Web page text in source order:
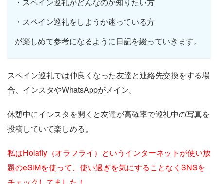
・スペイン巡礼をしようか迷っている方
が楽しめて参考になるように日記を綴っていきます。
スペイン巡礼では仲良くなった友達と連絡先交換をする場
合、インスタやWhatsAppがメイン。
休憩中にインスタを開くと友達が高確率で巡礼中の写真を
投稿していて楽しめる。
私はHolafly（オラフライ）というインターネットが使い放
題のeSIMを使って、使い過ぎを気にすることなくSNSを
チェックしてました！